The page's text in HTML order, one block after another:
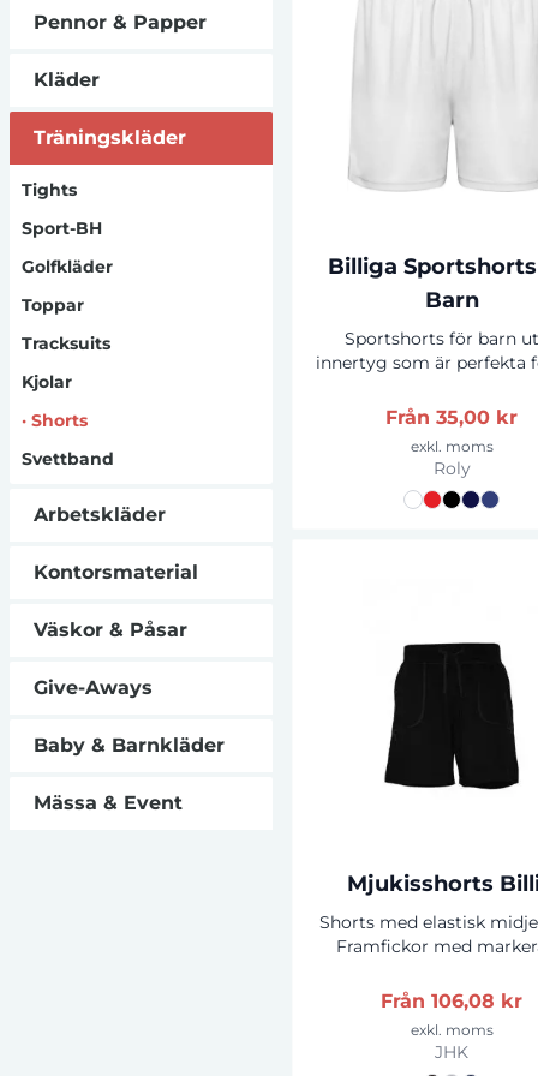
Pennor & Papper
Kläder
Träningskläder
Tights
Sport-BH
Golfkläder
Toppar
Tracksuits
Kjolar
· Shorts
Svettband
Arbetskläder
Kontorsmaterial
Väskor & Påsar
Give-Aways
Baby & Barnkläder
Mässa & Event
Billiga
Barn
Sportshorts för barn
innertyg som är perfekta
Utformade med justerbar
och dragsnodd i
tillverkade i andningsbart
tyg som är enkelt att
torka. Skapade i 100%
Från35,00 kr
exkl. moms
Roly
Mjukisshorts
Shorts med elastisk
Framfickor med
Från106,08 kr
exkl. moms
JHK